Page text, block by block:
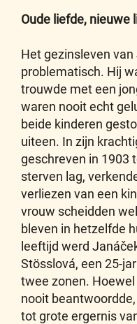
Oude liefde, nieuwe
Het gezinsleven
problematisch. Hij
trouwde met een
waren nooit echt
beide kinderen
uiteen. In zijn
geschreven in 1903
sterven lag,
verliezen van een
vrouw scheidden
bleven in hetzelfde
leeftijd werd
Stösslová, een 25-
twee zonen.
nooit
tot grote ergernis